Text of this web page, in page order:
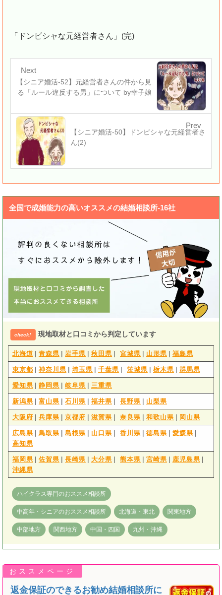
「ドンピシャな元経営者さん」(完)
【シニア婚活-52】元経営者さんの件から見
る「ルール違反する男」について by幸子娘
Next
【シニア婚活-50】ドンピシャな元経営者さ
ん(2)
Prev
全国で成婚能力の高いオススメの結婚相談所-16社
check! 現地取材と口コミから判定しています
北海道 | 青森県 | 岩手県 | 秋田県 | 宮城県 | 山形県 | 福島県
東京都 | 神奈川県 | 埼玉県 | 千葉県 | 茨城県 | 栃木県 | 群馬県
愛知県 | 静岡県 | 岐阜県 | 三重県
新潟県 | 富山県 | 石川県 | 福井県 | 長野県 | 山梨県
大阪府 | 兵庫県 | 京都府 | 滋賀県 | 奈良県 | 和歌山県 | 岡山県
広島県 | 鳥取県 | 島根県 | 山口県 | 香川県 | 徳島県 | 愛媛県 |
高知県
福岡県 | 佐賀県 | 長崎県 | 大分県 | 熊本県 | 宮崎県 | 鹿児島県 |
沖縄県
ハイクラス専門のおススメ相談所
中高年・シニアのおススメ相談所 北海道・東北 関東地方
中部地方 関西地方 中国・四国 九州・沖縄
返金保証のできるお勧め結婚相談所に